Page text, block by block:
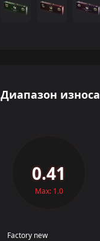
Диапазон износа
0.41
Max: 1.0
Factory new